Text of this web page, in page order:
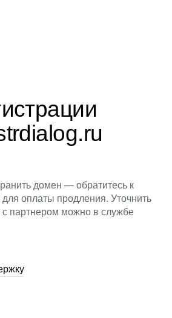
домен — обратитесь к
оплаты продления. Уточнить
с партнером можно в службе